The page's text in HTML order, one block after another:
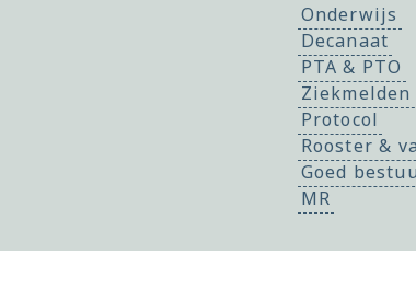
Onderwijs
Decanaat
PTA & PTO
Protocol
Rooster &
Goed
MR